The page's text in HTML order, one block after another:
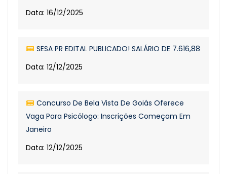
Data: 16/12/2025
SESA PR EDITAL PUBLICADO! SALÁRIO DE 7.616,88
Data: 12/12/2025
Concurso De Bela Vista De Goiás Oferece
Vaga Para Psicólogo: Inscrições Começam Em
Janeiro
Data: 12/12/2025